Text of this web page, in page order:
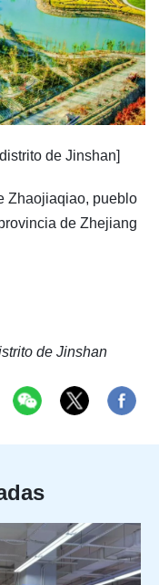
de Jinshan]
Zhaojiaqiao, pueblo
de Zhejiang
de Jinshan